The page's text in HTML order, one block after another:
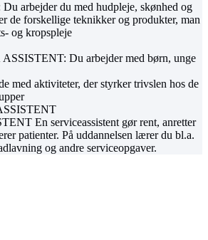
Du arbejder du med hudpleje, skønhed og
de forskellige teknikker og produkter, man
og kropspleje
Du arbejder med børn, unge
med aktiviteter, der styrker trivslen hos de
En serviceassistent gør rent, anretter
patienter. På uddannelsen lærer du bl.a.
og andre serviceopgaver.